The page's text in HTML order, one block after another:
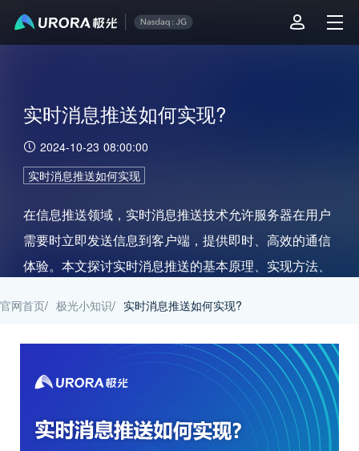
实时消息推送如何实现?
2024-10-23 08:00:00
实时消息推送如何实现
在信息推送领域，实时消息推送技术允许服务器在用户
需要时立即发送信息到客户端，提供即时、高效的通信
体验。本文探讨实时消息推送的基本原理、实现方法、
推送如何支持实时消息推送。
官网首页/ 极光小知识/ 实时消息推送如何实现?